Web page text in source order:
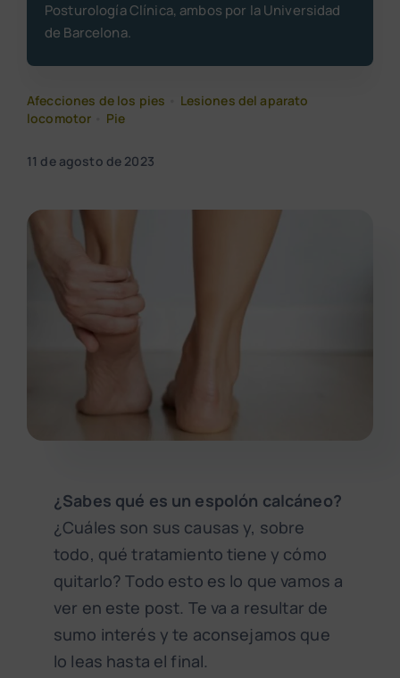
Posturología Clínica, ambos por la Universidad
de Barcelona.
Afecciones de los pies
Lesiones del aparato
locomotor
Pie
11 de agosto de 2023
¿Sabes qué es un espolón calcáneo?
¿Cuáles son sus causas y, sobre
todo, qué tratamiento tiene y cómo
quitarlo? Todo esto es lo que vamos a
ver en este post. Te va a resultar de
sumo interés y te aconsejamos que
lo leas hasta el final.